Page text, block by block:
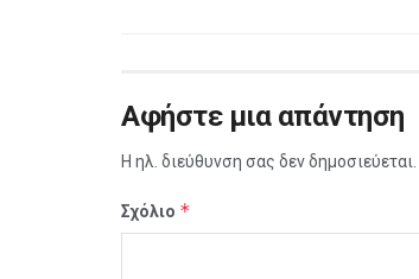
Αφήστε μια απάντηση
Η ηλ. διεύθυνση σας δεν δημοσιεύεται.
Σχόλιο *